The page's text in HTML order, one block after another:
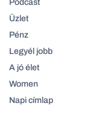
Podcast
Üzlet
Pénz
Legyél jobb
A jó élet
Women
Napi címlap